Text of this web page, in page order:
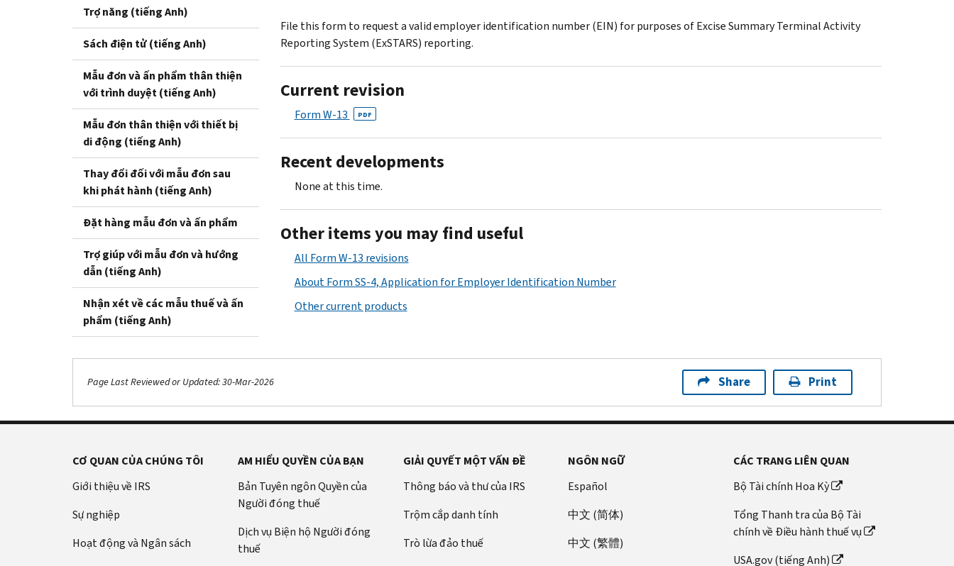
Trợ năng (tiếng Anh)
Sách điện tử (tiếng Anh)
Mẫu đơn và ấn phẩm thân thiện
với trình duyệt (tiếng Anh)
Mẫu đơn thân thiện với thiết bị
di động (tiếng Anh)
Thay đổi đối với mẫu đơn sau
khi phát hành (tiếng Anh)
Đặt hàng mẫu đơn và ấn phẩm
Trợ giúp với mẫu đơn và hướng
dẫn (tiếng Anh)
Nhận xét về các mẫu thuế và ấn
phẩm (tiếng Anh)
File this form to request a valid employer identification number (EIN) for purposes of Excise Summary Terminal Activity
Reporting System (ExSTARS) reporting.
Current revision
Form W-13 PDF
Recent developments
None at this time.
Other items you may find useful
All Form W-13 revisions
About Form SS-4, Application for Employer Identification Number
Other current products
Page Last Reviewed or Updated: 30-Mar-2026 Share Print
CƠ QUAN CỦA CHÚNG TÔI
Giới thiệu về IRS
Sự nghiệp
Hoạt động và Ngân sách
AM HIỂU QUYỀN CỦA BẠN
Bản Tuyên ngôn Quyền của
Người đóng thuế
Dịch vụ Biện hộ Người đóng
thuế
GIẢI QUYẾT MỘT VẤN ĐỀ
Thông báo và thư của IRS
Trộm cắp danh tính
Trò lừa đảo thuế
NGÔN NGỮ
Español
中文 (简体)
中文 (繁體)
CÁC TRANG LIÊN QUAN
Bộ Tài chính Hoa Kỳ
Tổng Thanh tra của Bộ Tài
chính về Điều hành thuế vụ
USA.gov (tiếng Anh)